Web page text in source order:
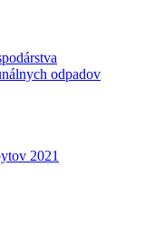
odpadov
2021